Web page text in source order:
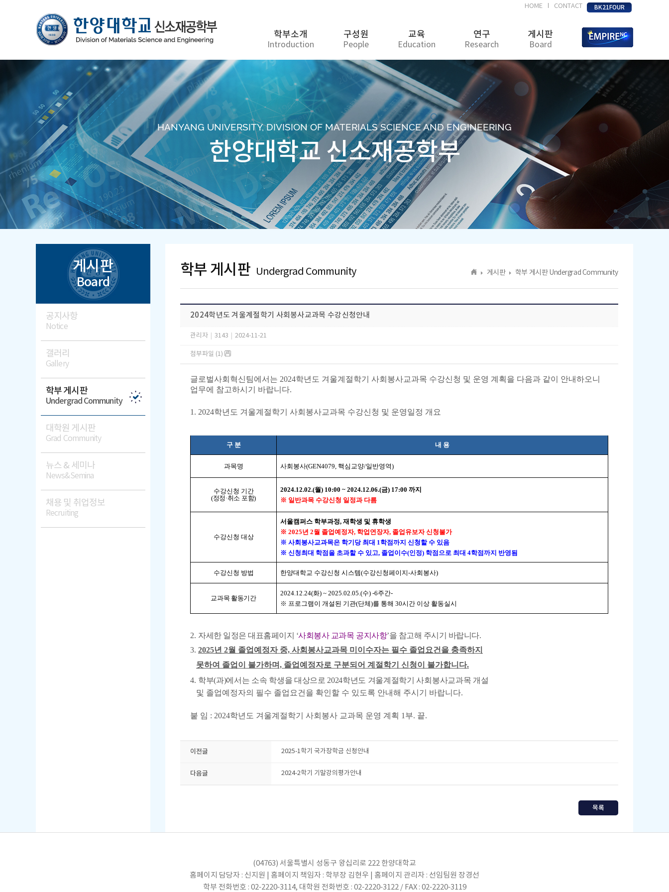
HOME CONTACT BK21FOUR
학부소개
Introduction
구성원
People
교육
Education
연구
Research
게시판
Board
HANYANG UNIVERSITY, DIVISION OF MATERIALS SCIENCE AND ENGINEERING
한양대학교 신소재공학부
게시판
Board
공지사항
Notice
갤러리
Gallery
학부 게시판
Undergrad Community
대학원 게시판
Grad Community
뉴스 & 세미나
News&Semina
채용 및 취업정보
Recruiting
학부 게시판 Undergrad Community 게시판 학부 게시판 Undergrad Community
2024학년도 겨울계절학기 사회봉사교과목 수강신청안내
관리자 3143 2024-11-21
첨부파일 (1)
글로벌사회혁신팀에서는 2024학년도 겨울계절학기 사회봉사교과목 수강신청 및 운영 계획을 다음과 같이 안내하오니
업무에 참고하시기 바랍니다.
1. 2024학년도 겨울계절학기 사회봉사교과목 수강신청 및 운영일정 개요
구 분 내 용
과목명 사회봉사(GEN4079, 핵심교양/일반영역)
수강신청 기간
(정정·취소 포함)
2024.12.02.(월) 10:00 ~ 2024.12.06.(금) 17:00 까지
※ 일반과목 수강신청 일정과 다름
수강신청 대상
서울캠퍼스 학부과정, 재학생 및 휴학생
※ 2025년 2월 졸업예정자, 학업연장자, 졸업유보자 신청불가
※ 사회봉사교과목은 학기당 최대 1학점까지 신청할 수 있음
※ 신청최대 학점을 초과할 수 있고, 졸업이수(인정) 학점으로 최대 4학점까지 반영됨
수강신청 방법 한양대학교 수강신청 시스템(수강신청페이지-사회봉사)
교과목 활동기간
2024.12.24(화) ~ 2025.02.05.(수) -6주간-
※ 프로그램이 개설된 기관(단체)를 통해 30시간 이상 활동실시
2. 자세한 일정은 대표홈페이지 ‘사회봉사 교과목 공지사항’을 참고해 주시기 바랍니다.
3. 2025년 2월 졸업예정자 중, 사회봉사교과목 미이수자는 필수 졸업요건을 충족하지
못하여 졸업이 불가하며, 졸업예정자로 구분되어 계절학기 신청이 불가합니다.
4. 학부(과)에서는 소속 학생을 대상으로 2024학년도 겨울계절학기 사회봉사교과목 개설
및 졸업예정자의 필수 졸업요건을 확인할 수 있도록 안내해 주시기 바랍니다.
붙 임 : 2024학년도 겨울계절학기 사회봉사 교과목 운영 계획 1부. 끝.
이전글 2025-1학기 국가장학금 신청안내
다음글 2024-2학기 기말강의평가안내
목록
(04763) 서울특별시 성동구 왕십리로 222 한양대학교
홈페이지 담당자 : 신지원 | 홈페이지 책임자 : 학부장 김현우 | 홈페이지 관리자 : 선임팀원 장경선
학부 전화번호 : 02-2220-3114, 대학원 전화번호 : 02-2220-3122 / FAX : 02-2220-3119